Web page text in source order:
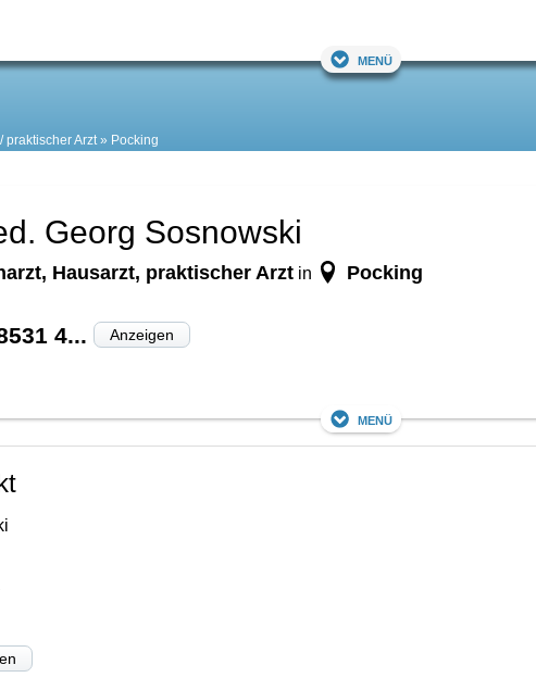
Menü
praktischer Arzt Pocking
Georg Sosnowski
Hausarzt, praktischer Arzt in Pocking
4... Anzeigen
Menü